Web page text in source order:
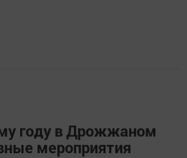
году в Дрожжаном
мероприятия